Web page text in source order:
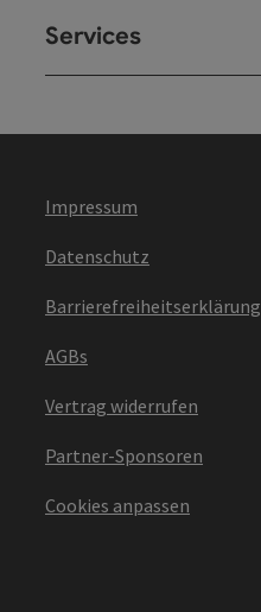
Services
Impressum
Datenschutz
Barrierefreiheitserklärung
AGBs
Vertrag widerrufen
Partner-Sponsoren
Cookies anpassen